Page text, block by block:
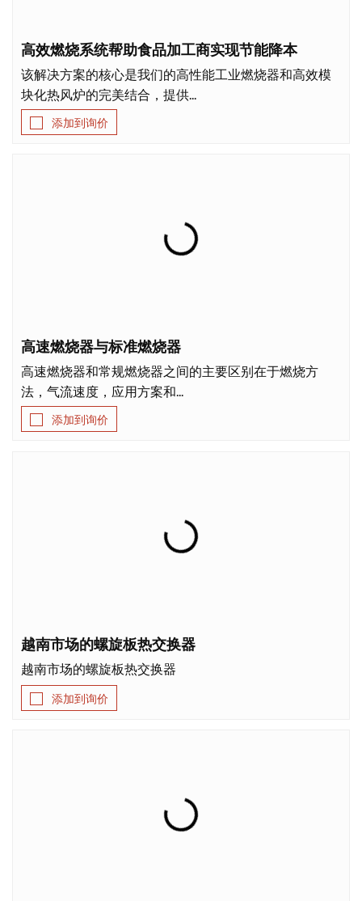
高效燃烧系统帮助食品加工商实现节能降本
该解决方案的核心是我们的高性能工业燃烧器和高效模
块化热风炉的完美结合，提供...
添加到询价
高速燃烧器与标准燃烧器
高速燃烧器和常规燃烧器之间的主要区别在于燃烧方
法，气流速度，应用方案和...
添加到询价
越南市场的螺旋板热交换器
越南市场的螺旋板热交换器
添加到询价